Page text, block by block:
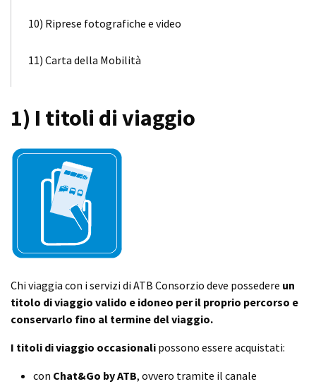
10) Riprese fotografiche e video
11) Carta della Mobilità
1) I titoli di viaggio
Chi viaggia con i servizi di ATB Consorzio deve possedere un
titolo di viaggio valido e idoneo per il proprio percorso e
conservarlo fino al termine del viaggio.
I titoli di viaggio occasionali possono essere acquistati:
con Chat&Go by ATB, ovvero tramite il canale